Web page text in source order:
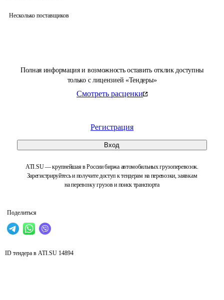
Полная информация и возможность оставить отклик доступны
только с лицензией «Тендеры»
Смотреть расценки
Регистрация
Вход
ATI.SU — крупнейшая в России биржа автомобильных грузоперевозок.
Зарегистрируйтесь и получите доступ к тендерам на перевозки, заявкам
на перевозку грузов и поиск транспорта
Поделиться
Несколько поставщиков
ID тендера в ATI.SU 14894